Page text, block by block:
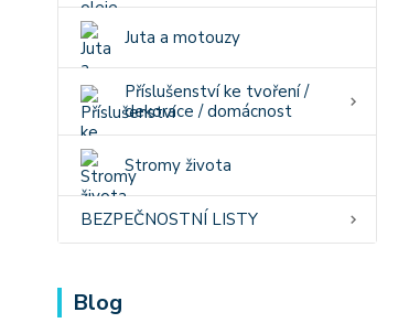
Juta a motouzy
Příslušenství ke tvoření /
dekorace / domácnost
Stromy života
BEZPEČNOSTNÍ LISTY
Blog